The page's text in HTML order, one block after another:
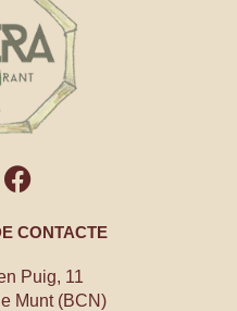
CONTACTE
Puig, 11
Munt (BCN)